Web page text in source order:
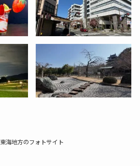
東海地方のフォトサイト